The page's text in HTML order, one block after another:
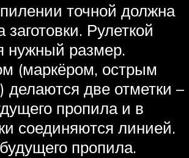
точной должна
Рулеткой
нужный размер.
(маркёром, острым
делаются две отметки –
пропила и в
соединяются линией.
пропила.